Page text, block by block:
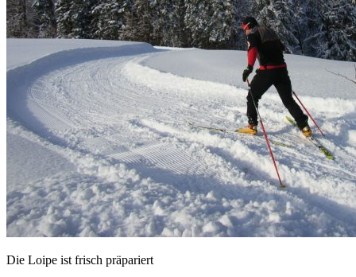
Die Loipe ist frisch präpariert